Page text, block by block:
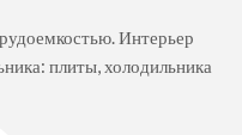
Интерьер
плиты, холодильника